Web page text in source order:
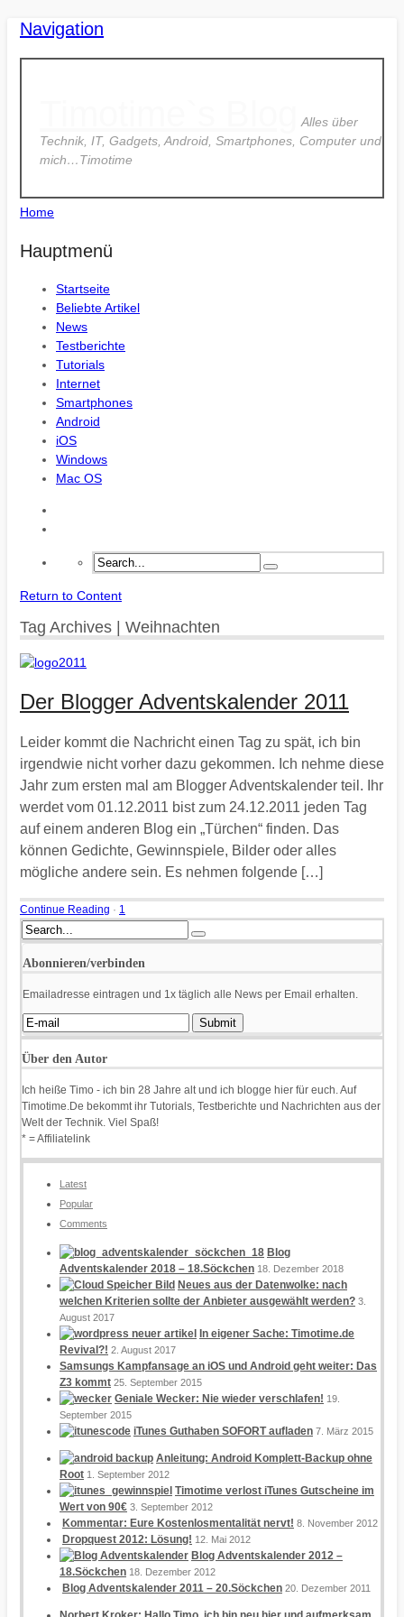
Navigation
Alles über
Technik, IT, Gadgets, Android, Smartphones, Computer und
mich…Timotime
Home
Hauptmenü
Startseite
Beliebte Artikel
News
Testberichte
Tutorials
Internet
Smartphones
Android
iOS
Windows
Mac OS
Return to Content
Tag Archives | Weihnachten
Der Blogger Adventskalender 2011
Leider kommt die Nachricht einen Tag zu spät, ich bin
irgendwie nicht vorher dazu gekommen. Ich nehme diese
Jahr zum ersten mal am Blogger Adventskalender teil. Ihr
werdet vom 01.12.2011 bist zum 24.12.2011 jeden Tag
auf einem anderen Blog ein „Türchen“ finden. Das
können Gedichte, Gewinnspiele, Bilder oder alles
mögliche andere sein. Es nehmen folgende […]
Continue Reading · 1
Abonnieren/verbinden
Emailadresse eintragen und 1x täglich alle News per Email erhalten.
Über den Autor
Ich heiße Timo - ich bin 28 Jahre alt und ich blogge hier für euch. Auf
Timotime.De bekommt ihr Tutorials, Testberichte und Nachrichten aus der
Welt der Technik. Viel Spaß!
* = Affiliatelink
Latest
Popular
Comments
Blog
Adventskalender 2018 – 18.Söckchen 18. Dezember 2018
Neues aus der Datenwolke: nach
welchen Kriterien sollte der Anbieter ausgewählt werden? 3.
August 2017
In eigener Sache: Timotime.de
Revival?! 2. August 2017
Samsungs Kampfansage an iOS und Android geht weiter: Das
Z3 kommt 25. September 2015
Geniale Wecker: Nie wieder verschlafen! 19.
September 2015
iTunes Guthaben SOFORT aufladen 7. März 2015
Anleitung: Android Komplett-Backup ohne
Root 1. September 2012
Timotime verlost iTunes Gutscheine im
Wert von 90€ 3. September 2012
Kommentar: Eure Kostenlosmentalität nervt! 8. November 2012
Dropquest 2012: Lösung! 12. Mai 2012
Blog Adventskalender 2012 –
18.Söckchen 18. Dezember 2012
Blog Adventskalender 2011 – 20.Söckchen 20. Dezember 2011